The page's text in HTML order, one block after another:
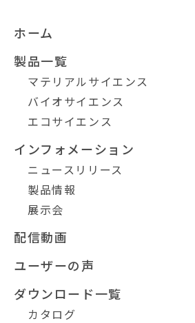
ホーム
製品一覧
マテリアルサイエンス
バイオサイエンス
エコサイエンス
インフォメーション
ニュースリリース
製品情報
展示会
配信動画
ユーザーの声
ダウンロード一覧
カタログ